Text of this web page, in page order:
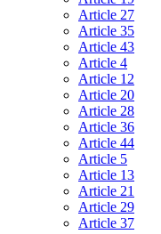
Article 27
Article 35
Article 43
Article 4
Article 12
Article 20
Article 28
Article 36
Article 44
Article 5
Article 13
Article 21
Article 29
Article 37